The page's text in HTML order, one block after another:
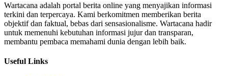
Wartacana adalah portal berita online yang menyajikan informasi
terkini dan terpercaya. Kami berkomitmen memberikan berita
objektif dan faktual, bebas dari sensasionalisme. Wartacana hadir
untuk memenuhi kebutuhan informasi jujur dan transparan,
membantu pembaca memahami dunia dengan lebih baik.
Useful Links